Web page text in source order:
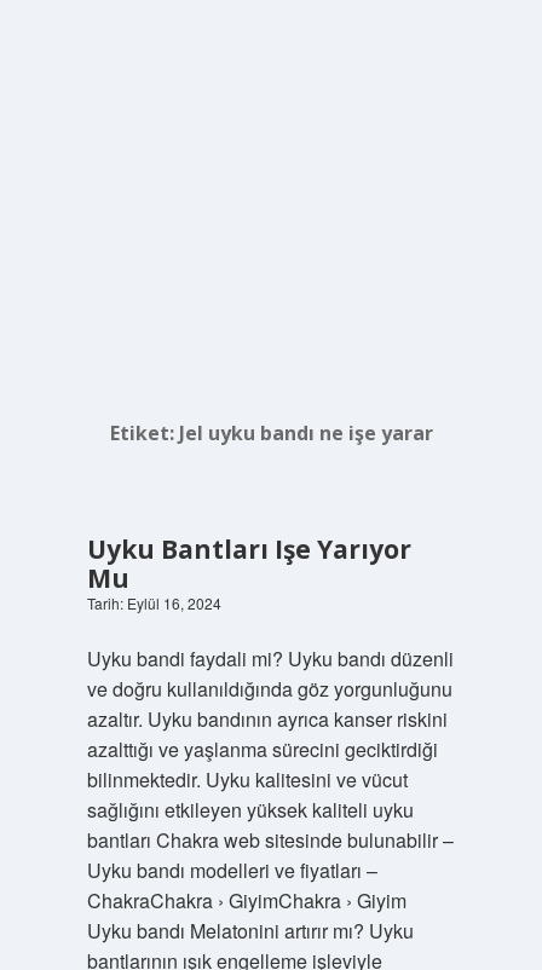
Etiket: Jel uyku bandı ne işe yarar
Uyku Bantları Işe Yarıyor
Mu
Tarih: Eylül 16, 2024
Uyku bandi faydali mi? Uyku bandı düzenli
ve doğru kullanıldığında göz yorgunluğunu
azaltır. Uyku bandının ayrıca kanser riskini
azalttığı ve yaşlanma sürecini geciktirdiği
bilinmektedir. Uyku kalitesini ve vücut
sağlığını etkileyen yüksek kaliteli uyku
bantları Chakra web sitesinde bulunabilir –
Uyku bandı modelleri ve fiyatları –
ChakraChakra › GiyimChakra › Giyim
Uyku bandı Melatonini artırır mı? Uyku
bantlarının ışık engelleme işleviyle